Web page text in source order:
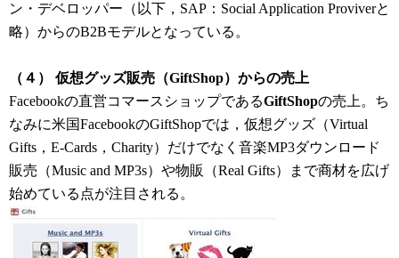
ン・デベロッパー（以下，SAP：Social Application Proviverと
略）からのB2Bモデルとなっている。
（４） 仮想グッズ販売（GiftShop）からの売上
Facebookの直営コマースショップであるGiftShopの売上。ち
なみに米国FacebookのGiftShopでは，仮想グッズ（Virtual
Gifts，E-Cards，Charity）だけでなく音楽MP3ダウンロード
販売（Music and MP3s）や物販（Real Gifts）まで商材を広げ
始めている点が注目される。